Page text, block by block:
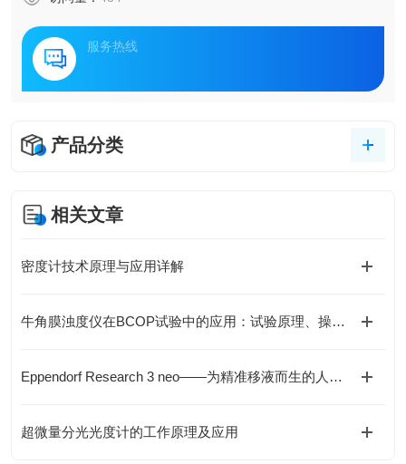
服务热线
产品分类
相关文章
密度计技术原理与应用详解
牛角膜浊度仪在BCOP试验中的应用：试验原理、操作流程及IVIS/LIS选型
Eppendorf Research 3 neo——为精准移液而生的人体工学革新
超微量分光光度计的工作原理及应用